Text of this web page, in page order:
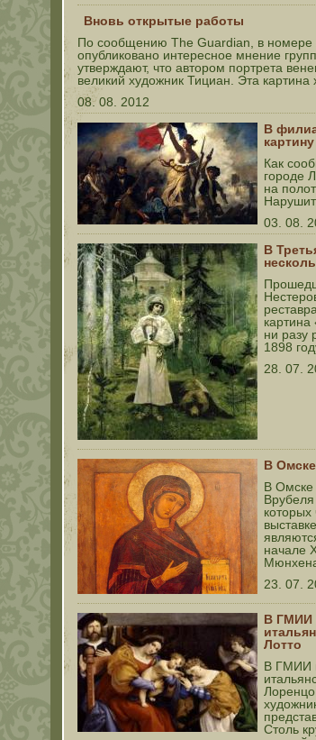
Вновь открытые работы
По сообщению The Guardian, в номере
опубликовано интересное мнение
утверждают, что автором портрета
великий художник Тициан. Эта
08. 08. 2012
В
Как
городе
на
03. 08.
В
ни разу
1898
28. 07.
В
В Омске
Врубеля
начале
23. 07.
В ГМИИ
Лотто
В ГМИИ
Столь